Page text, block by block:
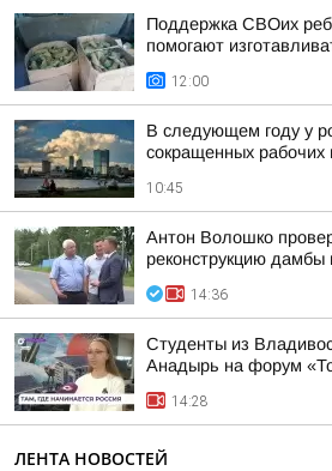
Поддержка СВОих
помогают
12:00
В следующем году у
сокращенных рабочих
10:45
Антон Волошко
реконструкцию дамбы
14:36
Студенты из
Анадырь на форум
14:28
ЛЕНТА НОВОСТЕЙ